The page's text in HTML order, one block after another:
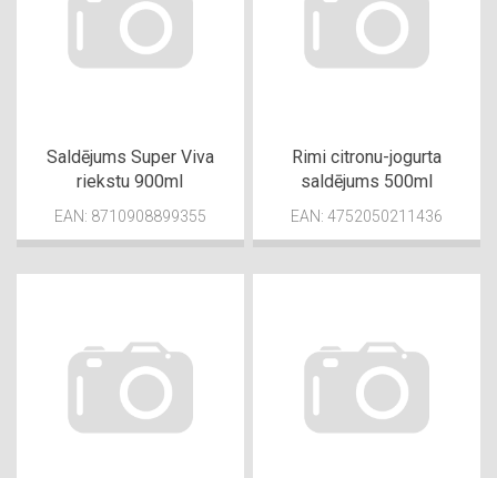
Saldējums Super Viva
riekstu 900ml
EAN: 8710908899355
Rimi citronu-jogurta
saldējums 500ml
EAN: 4752050211436